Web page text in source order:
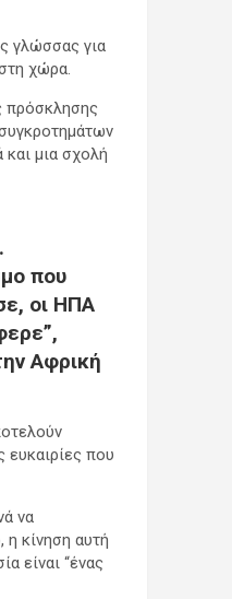
γλώσσας για
χώρα.
πρόσκλησης
και μια σχολή
που
οι ΗΠΑ
Αφρική
ευκαιρίες που
να
κίνηση αυτή
είναι “ένας